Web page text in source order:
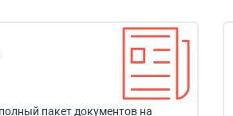
пакет документов на